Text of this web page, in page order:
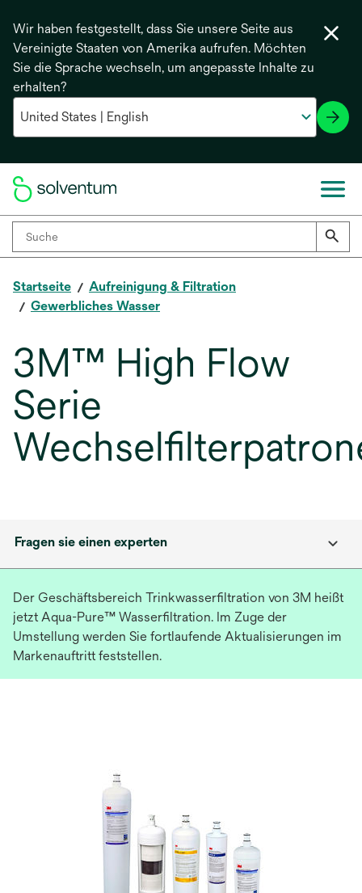
Wir haben festgestellt, dass Sie unsere Seite aus
Vereinigte Staaten von Amerika aufrufen. Möchten
Sie die Sprache wechseln, um angepasste Inhalte zu
erhalten?
Startseite
Aufreinigung & Filtration
Gewerbliches Wasser
3M™ High Flow
Serie
Fragen sie einen experten
Der Geschäftsbereich Trinkwasserfiltration von 3M heißt
jetzt Aqua-Pure™ Wasserfiltration. Im Zuge der
Umstellung werden Sie fortlaufende Aktualisierungen im
Markenauftritt feststellen.